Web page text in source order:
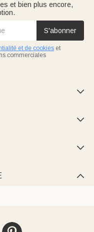
et bien plus encore,
S'abonner
et de cookies et
commerciales



